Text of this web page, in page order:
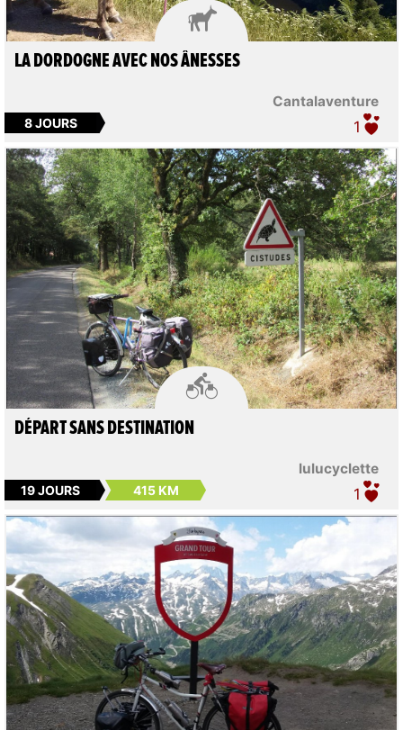

Cantalaventure
LA DORDOGNE AVEC NOS ÂNESSES
8 JOURS 1

lulucyclette
DÉPART SANS DESTINATION
19 JOURS 415 KM 1